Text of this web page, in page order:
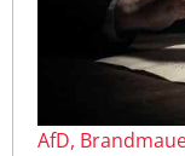
AfD,